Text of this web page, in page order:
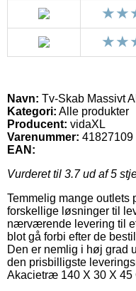
Navn: Tv-Skab Massivt
Kategori: Alle produkter
Producent: vidaXL
Varenummer: 41827109
EAN:
Vurderet til 3.7ud af 5
Temmelig mange outlets
forskellige løsninger til
nærværende levering til
blot gå forbi efter de
Den er nemlig i høj grad
den prisbilligste
Akacietræ 140 X 30 X 45